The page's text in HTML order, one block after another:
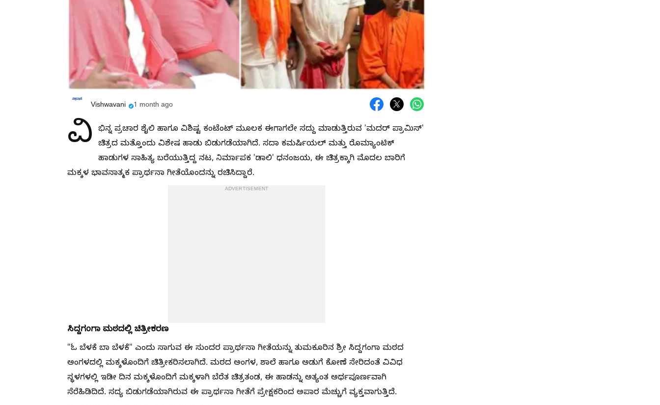
Vishwavani 1 month ago
ವಿ ಭಿನ್ನ ಪ್ರಚಾರ ಶೈಲಿ ಹಾಗೂ ವಿಶಿಷ್ಟ ಕಂಟೆಂಟ್‌ ಮೂಲಕ ಈಗಾಗಲೇ ಸದ್ದು ಮಾಡುತ್ತಿರುವ 'ಮದರ್ ಪ್ರಾಮಿಸ್'
ಚಿತ್ರದ ಮತ್ತೊಂದು ವಿಶೇಷ ಹಾಡು ಬಿಡುಗಡೆಯಾಗಿದೆ. ಸದಾ ಕಮರ್ಷಿಯಲ್ ಮತ್ತು ರೊಮ್ಯಾಂಟಿಕ್
ಹಾಡುಗಳ ಸಾಹಿತ್ಯ ಬರೆಯುತ್ತಿದ್ದ ನಟ, ನಿರ್ಮಾಪಕ 'ಡಾಲಿ' ಧನಂಜಯ, ಈ ಚಿತ್ರಕ್ಕಾಗಿ ಮೊದಲ ಬಾರಿಗೆ
ಮಕ್ಕಳ ಭಾವನಾತ್ಮಕ ಪ್ರಾರ್ಥನಾ ಗೀತೆಯೊಂದನ್ನು ರಚಿಸಿದ್ದಾರೆ.
ADVERTISEMENT
ಸಿದ್ದಗಂಗಾ ಮಠದಲ್ಲಿ ಚಿತ್ರೀಕರಣ
"ಓ ಬೆಳಕೆ ಬಾ ಬೆಳಕೆ" ಎಂದು ಸಾಗುವ ಈ ಸುಂದರ ಪ್ರಾರ್ಥನಾ ಗೀತೆಯನ್ನು ತುಮಕೂರಿನ ಶ್ರೀ ಸಿದ್ದಗಂಗಾ ಮಠದ
ಅಂಗಳದಲ್ಲಿ ಮಕ್ಕಳೊಂದಿಗೆ ಚಿತ್ರೀಕರಿಸಲಾಗಿದೆ. ಮಠದ ಅಂಗಳ, ಶಾಲೆ ಹಾಗೂ ಅಡುಗೆ ಕೋಣೆ ಸೇರಿದಂತೆ ವಿವಿಧ
ಸ್ಥಳಗಳಲ್ಲಿ ಇಡೀ ದಿನ ಮಕ್ಕಳೊಂದಿಗೆ ಮಕ್ಕಳಾಗಿ ಬೆರೆತ ಚಿತ್ರತಂಡ, ಈ ಹಾಡನ್ನು ಅತ್ಯಂತ ಅರ್ಥಪೂರ್ಣವಾಗಿ
ಸೆರೆಹಿಡಿದಿದೆ. ಸದ್ಯ ಬಿಡುಗಡೆಯಾಗಿರುವ ಈ ಪ್ರಾರ್ಥನಾ ಗೀತೆಗೆ ಪ್ರೇಕ್ಷಕರಿಂದ ಅಪಾರ ಮೆಚ್ಚುಗೆ ವ್ಯಕ್ತವಾಗುತ್ತಿದೆ.